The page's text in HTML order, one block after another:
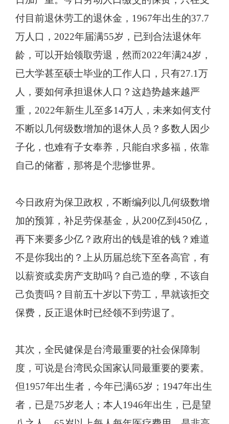
付目前退休劳工的退休金，1967年出生的37.7
万人口，2022年届满55岁，已到合法退休年
龄，可以开始领取劳退，然而2022年满24岁，
已大学甚至硕士毕业的工作人口，只有27.1万
人，要如何承担退休人口？这趋势越来越严
重，2022年新生儿至多14万人，未来如何支付
不断以几何级数增加的退休人员？多数人因少
子化，也难有子女奉养，只能自求多福，依靠
自己的储蓄，那将是个悲惨世界。
今日政府为保卫政权，不断编列以几何级数增
加的预算，补足劳保基金，从200亿到450亿，
再下来要多少亿？政府出的钱是谁的钱？难道
不是你我出的？上从历届总统下至各高官，有
以薪资或卖房产支助吗？自己造的孽，不该自
己负责吗？目前五十岁以下劳工，早就该拒交
保费，反正退休时已经领不到劳退了。
其次，全民健保是台湾最重要的社会保障制
度，可说是台湾民众国家认同最重要的要素。
但1957年出生者，今年已满65岁；1947年出生
者，已是75岁老人；本人1946年出生，已是望